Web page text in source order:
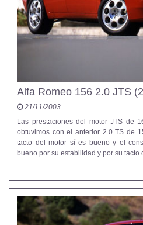
Alfa Romeo 156 2.0 JTS
21/11/2003
Las prestaciones del motor JTS de
obtuvimos con el anterior 2.0 TS de
tacto del motor sí es bueno y el
bueno por su estabilidad y por su tacto